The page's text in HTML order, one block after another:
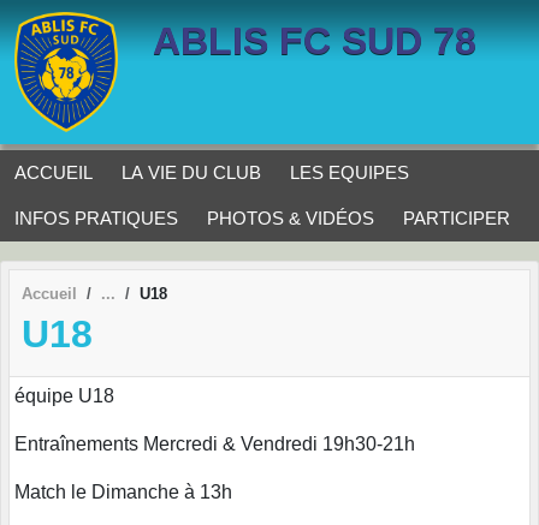
ABLIS FC SUD 78
ACCUEIL LA VIE DU CLUB LES EQUIPES
INFOS PRATIQUES PHOTOS & VIDÉOS PARTICIPER
Accueil U18
U18
équipe U18
Entraînements Mercredi & Vendredi 19h30-21h
Match le Dimanche à 13h
Panneau de gestion des cookies